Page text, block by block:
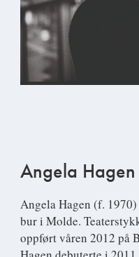
Angela Hagen
Angela Hagen (f. 1970)
bur i Molde.
oppført våren 2012 på